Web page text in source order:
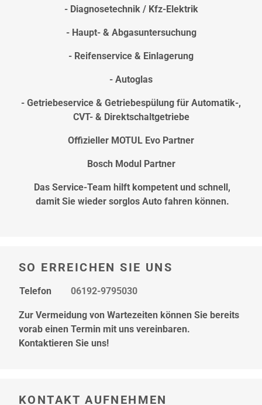
- Diagnosetechnik / Kfz-Elektrik
- Haupt- & Abgasuntersuchung
- Reifenservice & Einlagerung
- Autoglas
- Getriebeservice & Getriebespülung für Automatik-,
CVT- & Direktschaltgetriebe
Offizieller MOTUL Evo Partner
Bosch Modul Partner
Das Service-Team hilft kompetent und schnell,
damit Sie wieder sorglos Auto fahren können.
SO ERREICHEN SIE UNS
Telefon 06192-9795030
Zur Vermeidung von Wartezeiten können Sie bereits
vorab einen Termin mit uns vereinbaren.
Kontaktieren Sie uns!
KONTAKT AUFNEHMEN